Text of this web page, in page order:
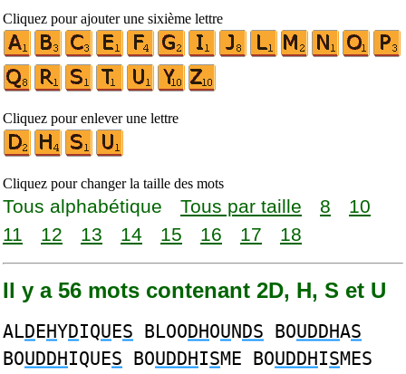
Cliquez pour ajouter une sixième lettre
Cliquez pour enlever une lettre
Cliquez pour changer la taille des mots
Tous alphabétique Tous par taille 8
10
11
12 13 14 15 16 17 18
Il y a 56 mots contenant 2D, H, S et U
ALDEHYDIQUES BLOODHOUNDS BOUDDHAS
BOUDDHIQUES BOUDDHISME BOUDDHISMES